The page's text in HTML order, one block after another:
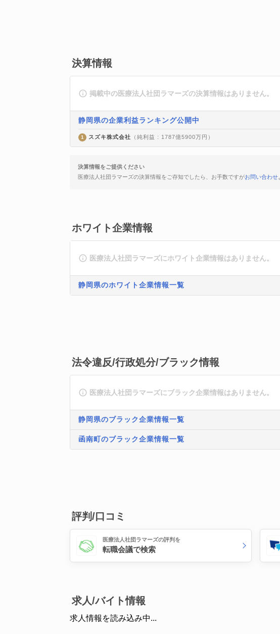
決算情報
掲載中の医療法人社団ラマーズの決算情報はありません。
静岡県の企業利益ランキング公開中
1 スズキ株式会社 （純利益 : 1787億5900万円）
決算情報をご提供ください
医療法人社団ラマーズの決算情報をご存知でしたら、お手数ですがお問い合わせ
ホワイト企業情報
医療法人社団ラマーズにホワイト企業情報はありません。
静岡県のホワイト企業情報一覧
法令違反/行政処分/ブラック情報
医療法人社団ラマーズにブラック企業情報はありません。
静岡県のブラック企業情報一覧
函南町のブラック企業情報一覧
評判/口コミ
医療法人社団ラマーズの評判を
転職会議で検索
求人/バイト情報
求人情報を読み込み中...